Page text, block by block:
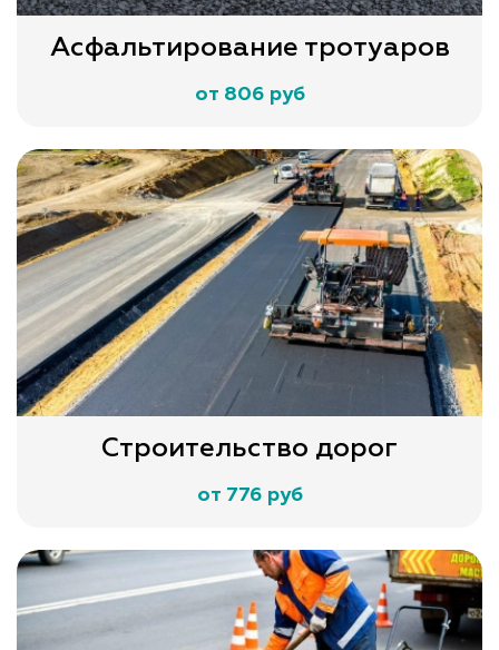
Асфальтирование тротуаров
от 806 руб
Строительство дорог
от 776 руб